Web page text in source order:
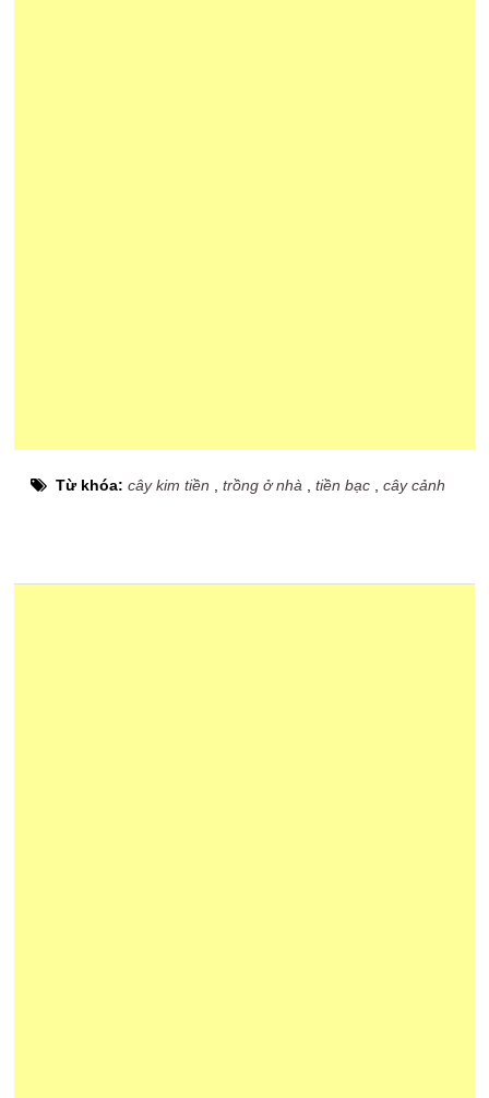
Từ khóa:cây kim tiền ,trồng ở nhà ,tiền bạc ,cây cảnh